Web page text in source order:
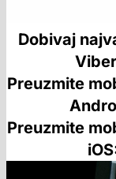
Dobivaj
Preuzmite
Preuzmite